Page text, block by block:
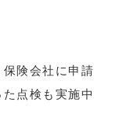
険会社に申請
点検も実施中